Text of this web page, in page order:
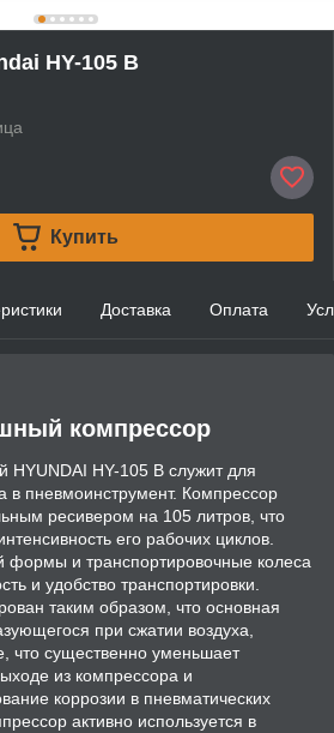
HY-105 B
Купить
Доставка Оплата
компрессор
HYUNDAI HY-105 B служит для
в пневмоинструмент. Компрессор
ресивером на 105 литров, что
его рабочих циклов.
формы и транспортировочные колеса
и удобство транспортировки.
таким образом, что основная
при сжатии воздуха,
что существенно уменьшает
из компрессора и
коррозии в пневматических
активно используется в